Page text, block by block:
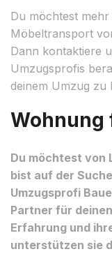
Du möchtest
Möbeltransport
Dann kontaktiere
Umzugsprofis
deinem Umzug zu
Wohnung
Du möchtest von
bist auf der
Umzugsprofi
Partner für
Erfahrung und
unterstützen sie